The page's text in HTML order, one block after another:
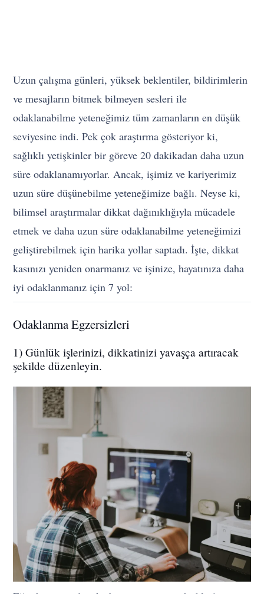
Uzun çalışma günleri, yüksek beklentiler, bildirimlerin
ve mesajların bitmek bilmeyen sesleri ile
odaklanabilme yeteneğimiz tüm zamanların en düşük
seviyesine indi. Pek çok araştırma gösteriyor ki,
sağlıklı yetişkinler bir göreve 20 dakikadan daha uzun
süre odaklanamıyorlar. Ancak, işimiz ve kariyerimiz
uzun süre düşünebilme yeteneğimize bağlı. Neyse ki,
bilimsel araştırmalar dikkat dağınıklığıyla mücadele
etmek ve daha uzun süre odaklanabilme yeteneğimizi
geliştirebilmek için harika yollar saptadı. İşte, dikkat
kasınızı yeniden onarmanız ve işinize, hayatınıza daha
iyi odaklanmanız için 7 yol:
Odaklanma Egzersizleri
1) Günlük işlerinizi, dikkatinizi yavaşça artıracak
şekilde düzenleyin.